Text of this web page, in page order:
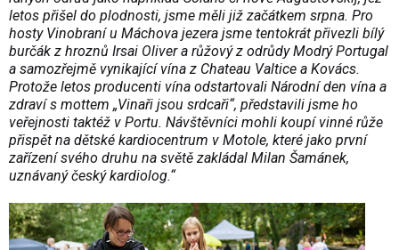
letos přišel do plodnosti, jsme měli již začátkem srpna. Pro
hosty Vinobraní u Máchova jezera jsme tentokrát přivezli bílý
burčák z hroznů Irsai Oliver a růžový z odrůdy Modrý Portugal
a samozřejmě vynikající vína z Chateau Valtice a Kovács.
Protože letos producenti vína odstartovali Národní den vína a
zdraví s mottem „Vinaři jsou srdcaři“, představili jsme ho
veřejnosti taktéž v Portu. Návštěvníci mohli koupí vinné růže
přispět na dětské kardiocentrum v Motole, které jako první
zařízení svého druhu na světě zakládal Milan Šamánek,
uznávaný český kardiolog.“